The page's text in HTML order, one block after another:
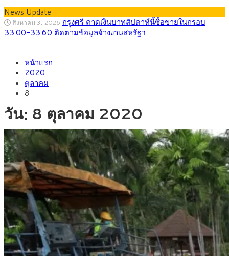
News Update
สิงหาคม 3, 2026 กรุงศรี คาดเงินบาทสัปดาห์นี้ซื้อขายในกรอบ
33.00-33.60 ติดตามข้อมูลจ้างงานสหรัฐฯ
เดินหน้า 5 ยุทธศาสตร์ รื้อโครงสร้างเศรษฐกิจ ดันไทยโตเต็ม
ศักยภาพ
กรกฎาคม 27, 2026
ติดลายการ์ตูน กรมศุลกากร เตือนผู้ปกครองเฝ้าระวัง หลังยึดล็อต
ใหญ่จากเยอรมนี
กรกฎาคม 27, 2026 กรุงศรี คาดเงินบาทสัปดาห์นี้ (27–31 ก.ค.
2569) ซื้อขายในกรอบ 33.40-34.00 มองเฟดคงดอกเบี้ย
สิงหาคม 5, 2026 ครม.ไฟเขียวหลักการ ร่าง พ.ร.ฎ. เปิดทาง รฟม.เดิน
หน้ารถไฟฟ้าสงขลา โมโนเรล 12.54 กม. เชื่อมเมืองหาดใหญ่
สิงหาคม 4, 2026 สธ.ชี้ รพ.รัฐแบกรับผู้ป่วยบัตรทอง 87% แต่ได้งบ
รายหัวเพียง 2,618 บาท เสนอทบทวนจัดสรรงบให้สอดคล้องภาระ
งานจริง
หน้าแรก
2020
ตุลาคม
8
วัน: 8 ตุลาคม 2020